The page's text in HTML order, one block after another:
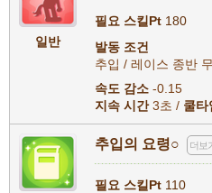
일반
필요 스킬Pt 180
발동 조건
추입 / 레이스 종반
속도 감소 -0.15
지속 시간3초 / 쿨타
추입의 요령○ 더보
필요 스킬Pt 110